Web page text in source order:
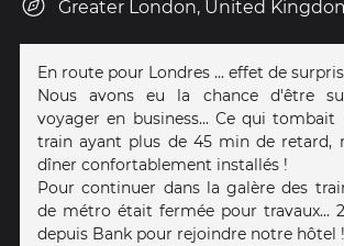
Greater London, United
En route pour Londres ... effet de
Nous avons eu la chance d'être
voyager en business... Ce qui
train ayant plus de 45 min de retard,
dîner confortablement installés !
Pour continuer dans la galère des
de métro était fermée pour travaux...
depuis Bank pour rejoindre notre hôtel !